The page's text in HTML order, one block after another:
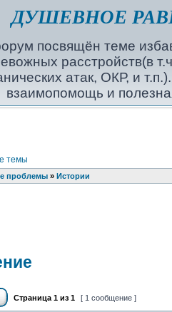
ДУШЕВНОЕ
посвящён теме
расстройств(в
атак, ОКР, и
взаимопомощь и
темы
проблемы» Истории
Страница 1из 1 [ 1 сообщение ]